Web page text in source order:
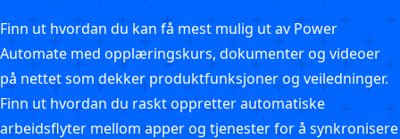
Finn ut hvordan du kan få mest mulig ut av Power
Automate med opplæringskurs, dokumenter og videoer
på nettet som dekker produktfunksjoner og veiledninger.
Finn ut hvordan du raskt oppretter automatiske
arbeidsflyter mellom apper og tjenester for å synkronisere